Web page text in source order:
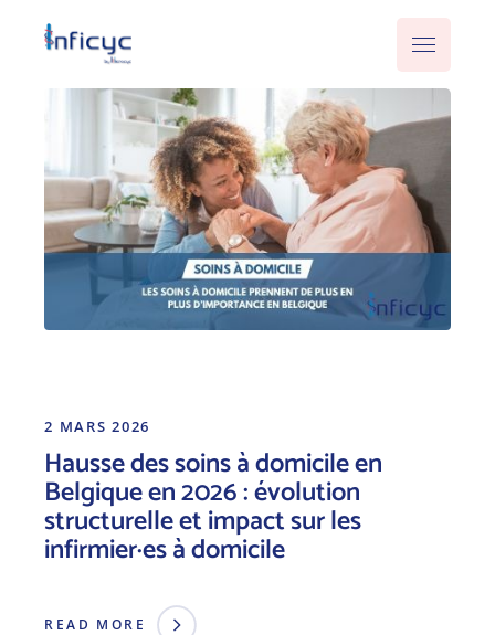
2 MARS 2026
Hausse des soins à domicile en
Belgique en 2026 : évolution
structurelle et impact sur les
infirmier·es à domicile
READ MORE